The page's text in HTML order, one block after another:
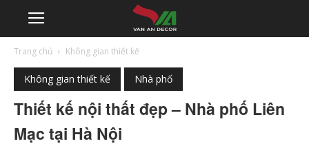
Trang chủ Không gian thiết kế
Không gian thiết kế Nhà phố
Thiết kế nội thất đẹp – Nhà phố Liên
Mạc tại Hà Nội